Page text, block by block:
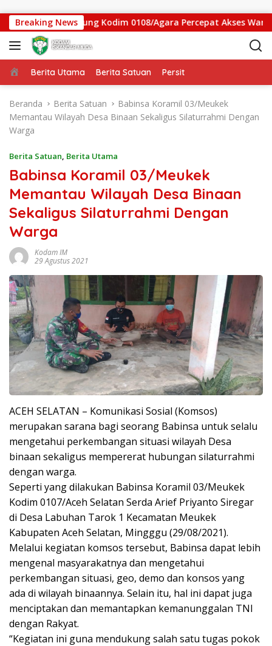
Breaking News
Gantung Kodim 0108/Agara Percepat Akses Warga
Beranda
Berita Utama Berita Satuan Persit
Beranda Berita Satuan
Babinsa Koramil 03/Meukek
Memantau Wilayah Desa Binaan Sekaligus Silaturrahmi Dengan
Warga
Berita Satuan, Berita Utama
Babinsa Koramil 03/Meukek
Memantau Wilayah Desa Binaan
Sekaligus Silaturrahmi Dengan
Warga
Kodam IM
29 Agustus 2021
ACEH SELATAN – Komunikasi Sosial (Komsos)
merupakan sarana bagi seorang Babinsa untuk selalu
mengetahui perkembangan situasi wilayah Desa
binaan sekaligus mempererat hubungan silaturrahmi
dengan warga.
Seperti yang dilakukan Babinsa Koramil 03/Meukek
Kodim 0107/Aceh Selatan Serda Arief Priyanto Siregar
di Desa Labuhan Tarok 1 Kecamatan Meukek
Kabupaten Aceh Selatan, Mingggu (29/08/2021).
Melalui kegiatan komsos tersebut, Babinsa dapat lebih
mengenal masyarakatnya dan mengetahui
perkembangan situasi, geo, demo dan konsos yang
ada di wilayah binaannya. Selain itu, hal ini dapat juga
menciptakan dan memantapkan kemanunggalan TNI
dengan Rakyat.
“Kegiatan ini guna mendukung salah satu tugas pokok